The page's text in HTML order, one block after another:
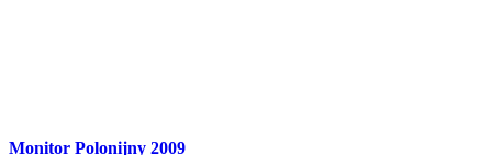
Monitor Polonijny 2009